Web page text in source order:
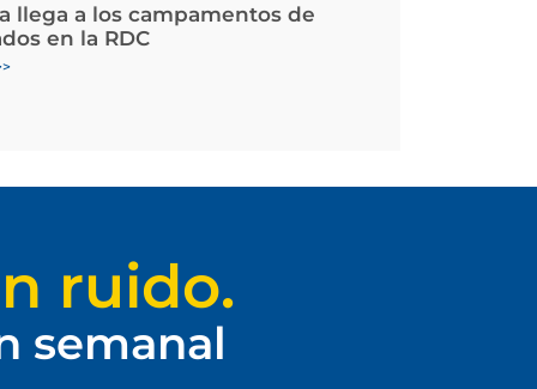
llega a los campamentos de
en la RDC
ruido.
semanal